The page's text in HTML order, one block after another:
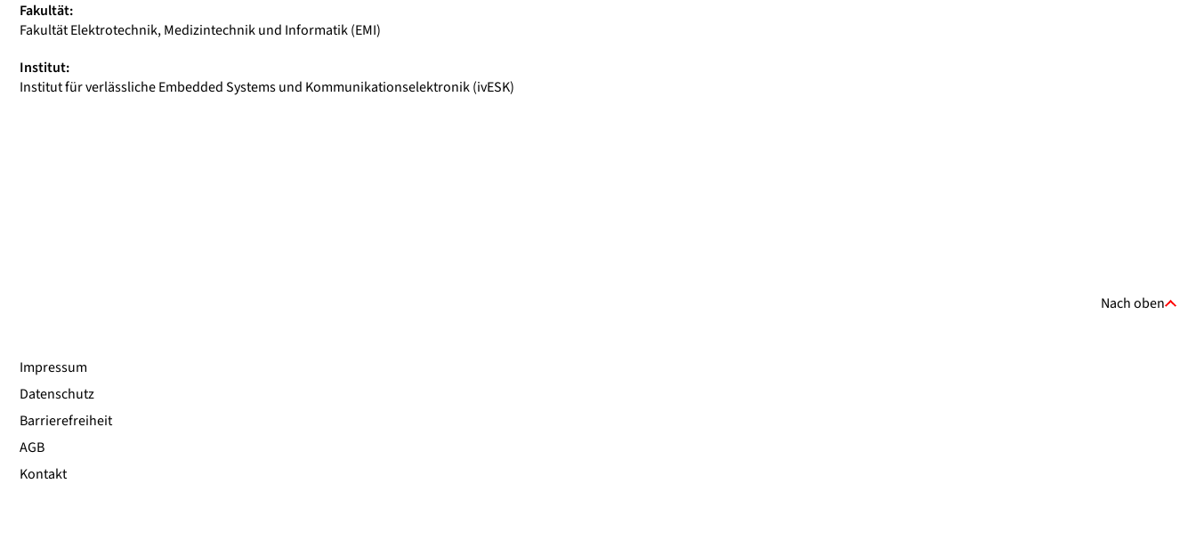
Fakultät:
Fakultät Elektrotechnik, Medizintechnik und Informatik (EMI)
Institut:
Institut für verlässliche Embedded Systems und Kommunikationselektronik (ivESK)
Nach oben
Impressum
Datenschutz
Barrierefreiheit
AGB
Kontakt